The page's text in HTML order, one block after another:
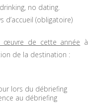
no dating.
d’accueil (obligatoire)
œuvre de cette année à
de la destination :
lors du débriefing
au débriefing